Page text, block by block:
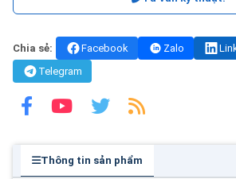
Chia sẻ: Facebook Zalo
Telegram
Thông tin sản phẩm